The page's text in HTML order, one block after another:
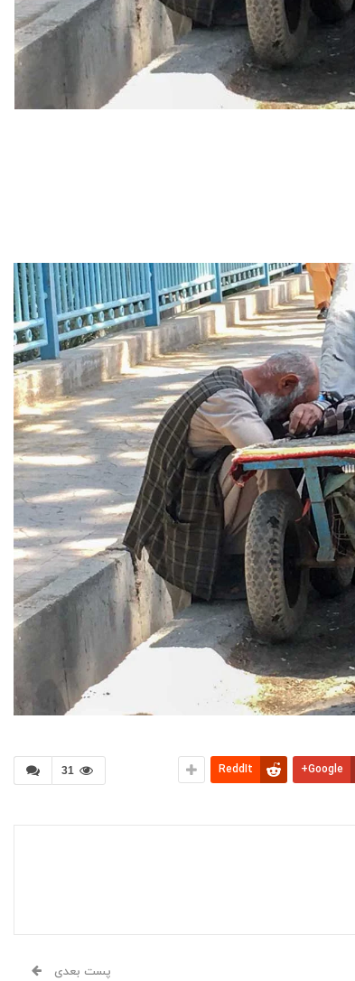
31 Google+
ReddIt
پست بعدی